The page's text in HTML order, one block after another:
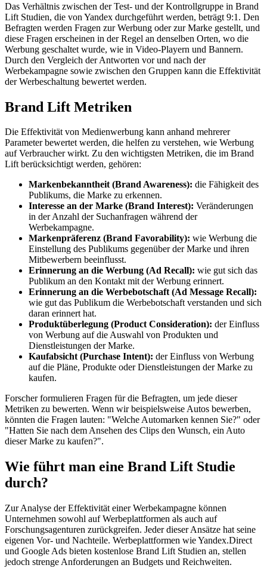
Das Verhältnis zwischen der Test- und der Kontrollgruppe in Brand
Lift Studien, die von Yandex durchgeführt werden, beträgt 9:1. Den
Befragten werden Fragen zur Werbung oder zur Marke gestellt, und
diese Fragen erscheinen in der Regel an denselben Orten, wo die
Werbung geschaltet wurde, wie in Video-Playern und Bannern.
Durch den Vergleich der Antworten vor und nach der
Werbekampagne sowie zwischen den Gruppen kann die Effektivität
der Werbeschaltung bewertet werden.
Brand Lift Metriken
Die Effektivität von Medienwerbung kann anhand mehrerer
Parameter bewertet werden, die helfen zu verstehen, wie Werbung
auf Verbraucher wirkt. Zu den wichtigsten Metriken, die im Brand
Lift berücksichtigt werden, gehören:
Markenbekanntheit (Brand Awareness): die Fähigkeit des
Publikums, die Marke zu erkennen.
Interesse an der Marke (Brand Interest): Veränderungen
in der Anzahl der Suchanfragen während der
Werbekampagne.
Markenpräferenz (Brand Favorability): wie Werbung die
Einstellung des Publikums gegenüber der Marke und ihren
Mitbewerbern beeinflusst.
Erinnerung an die Werbung (Ad Recall): wie gut sich das
Publikum an den Kontakt mit der Werbung erinnert.
Erinnerung an die Werbebotschaft (Ad Message Recall):
wie gut das Publikum die Werbebotschaft verstanden und sich
daran erinnert hat.
Produktüberlegung (Product Consideration): der Einfluss
von Werbung auf die Auswahl von Produkten und
Dienstleistungen der Marke.
Kaufabsicht (Purchase Intent): der Einfluss von Werbung
auf die Pläne, Produkte oder Dienstleistungen der Marke zu
kaufen.
Forscher formulieren Fragen für die Befragten, um jede dieser
Metriken zu bewerten. Wenn wir beispielsweise Autos bewerben,
könnten die Fragen lauten: "Welche Automarken kennen Sie?" oder
"Hatten Sie nach dem Ansehen des Clips den Wunsch, ein Auto
dieser Marke zu kaufen?".
Wie führt man eine Brand Lift Studie
durch?
Zur Analyse der Effektivität einer Werbekampagne können
Unternehmen sowohl auf Werbeplattformen als auch auf
Forschungsagenturen zurückgreifen. Jeder dieser Ansätze hat seine
eigenen Vor- und Nachteile. Werbeplattformen wie Yandex.Direct
und Google Ads bieten kostenlose Brand Lift Studien an, stellen
jedoch strenge Anforderungen an Budgets und Reichweiten.